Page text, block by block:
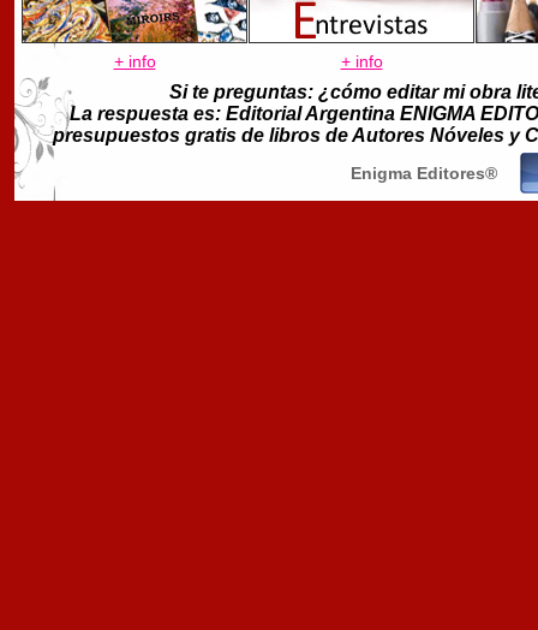
+ info + info
Si te preguntas: ¿cómo editar mi obra
La respuesta es: Editorial Argentina ENIGMA
presupuestos gratis de libros de Autores Nóveles y
Enigma Editores®